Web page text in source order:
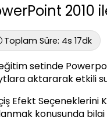
2010
Toplam Süre: 4s 17dk
setinde
aktararak etkili
Efekt Seçeneklerini
konusunda